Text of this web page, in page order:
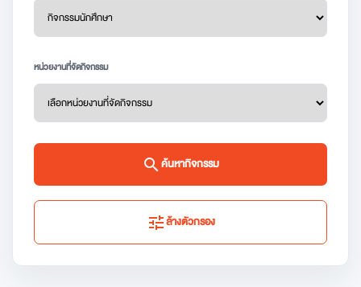
หน่วยงานที่จัดกิจกรรม
searchค้นหากิจกรรม
tuneล้างตัวกรอง